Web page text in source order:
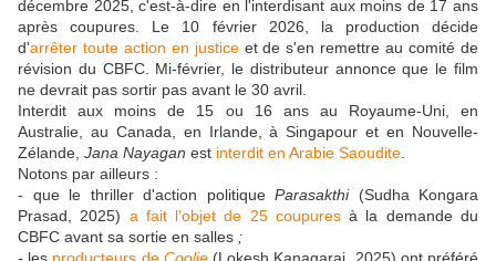
décembre 2025, c'est-à-dire en l'interdisant aux moins de 17 ans
après coupures. Le 10 février 2026, la production décide
d'arrêter toute action en justiceet de s'en remettre au comité de
révision du CBFC. Mi-février, le distributeur annonce que le film
ne devrait pas sortir pas avant le 30 avril.
Interdit aux moins de 15 ou 16 ans au Royaume-Uni, en
Australie, au Canada, en Irlande, à Singapour et en Nouvelle-
Zélande, Jana Nayagan est interdit en Arabie Saoudite
Notons par ailleurs :
- que le thriller d'action politique Parasakthi
(Sudha Kongara
Prasad, 2025) a fait l’objet de 25 coupuresà la demande du
CBFC avant sa sortie en salles ;